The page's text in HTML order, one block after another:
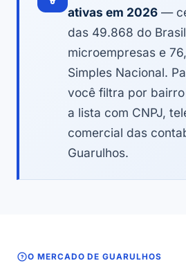
ativas em 2026 —
das 49.868 do
microempresas e
Simples Nacional.
você filtra por
a lista com CNPJ,
comercial das
Guarulhos.
O MERCADO DE GUARULHOS